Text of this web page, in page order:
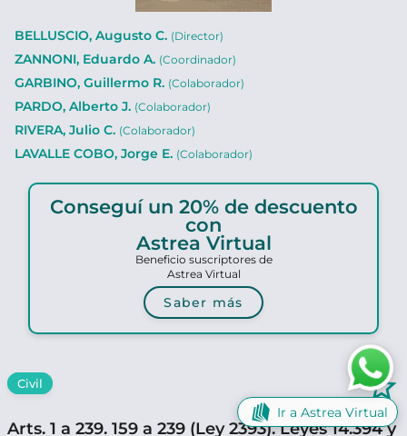
BELLUSCIO, Augusto C. (Director)
ZANNONI, Eduardo A. (Coordinador)
GARBINO, Guillermo R. (Colaborador)
PARDO, Alberto J. (Colaborador)
RIVERA, Julio C. (Colaborador)
LAVALLE COBO, Jorge E. (Colaborador)
Conseguí un 20% de descuento
con
Astrea Virtual
Beneficio suscriptores de
Astrea Virtual
Saber más
Civil star_border
Arts. 1 a 239. 159 a 239 (Ley 2393). Leyes 14.394 y
Ir a Astrea Virtual